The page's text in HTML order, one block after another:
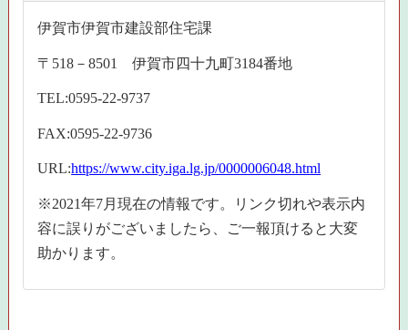
伊賀市伊賀市建設部住宅課
〒518－8501 伊賀市四十九町3184番地
TEL:0595-22-9737
FAX:0595-22-9736
URL:https://www.city.iga.lg.jp/0000006048.html
※2021年7月現在の情報です。リンク切れや表示内
容に誤りがございましたら、ご一報頂けると大変
助かります。